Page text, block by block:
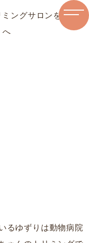
るゆずりは動物病院